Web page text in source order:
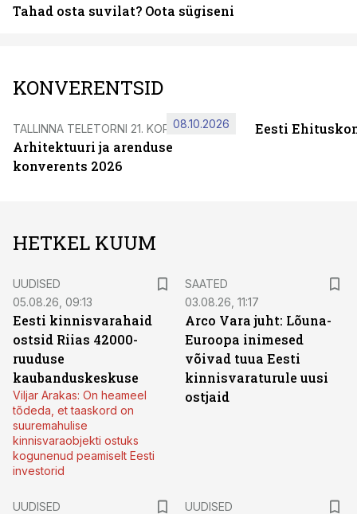
Tahad osta suvilat? Oota sügiseni
KONVERENTSID
TALLINNA TELETORNI 21. KORRUSEL
Arhitektuuri ja arenduse
konverents 2026
08.10.2026 Eesti
HETKEL KUUM
UUDISED
05.08.26, 09:13
Eesti kinnisvarahaid
ostsid Riias 42000-
ruuduse
kaubanduskeskuse
Viljar Arakas: On heameel
tõdeda, et taaskord on
suuremahulise
kinnisvaraobjekti ostuks
kogunenud peamiselt Eesti
investorid
SAATED
03.08.26, 11:17
Arco Vara juht: Lõuna-
Euroopa inimesed
võivad tuua Eesti
kinnisvaraturule uusi
ostjaid
UUDISED
UUDISED